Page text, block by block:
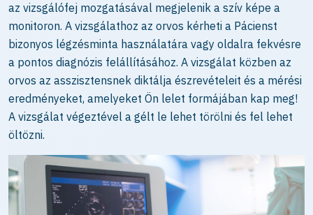
az vizsgálófej mozgatásával megjelenik a szív képe a
monitoron. A vizsgálathoz az orvos kérheti a Pácienst
bizonyos légzésminta használatára vagy oldalra fekvésre
a pontos diagnózis felállításához. A vizsgálat közben az
orvos az asszisztensnek diktálja észrevételeit és a mérési
eredményeket, amelyeket Ön lelet formájában kap meg!
A vizsgálat végeztével a gélt le lehet törölni és fel lehet
öltözni.